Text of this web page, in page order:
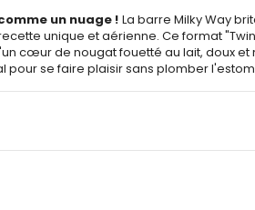
un nuage ! La barre Milky Way
unique et aérienne. Ce format
cœur de nougat fouetté au lait, doux et
pour se faire plaisir sans plomber